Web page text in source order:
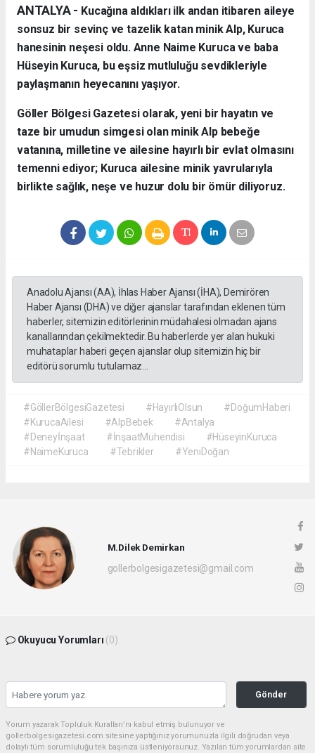
ANTALYA - ​ Kucağına aldıkları ilk andan itibaren aileye
sonsuz bir sevinç ve tazelik katan minik Alp, Kuruca
hanesinin neşesi oldu. Anne Naime Kuruca ve baba
Hüseyin Kuruca, bu eşsiz mutluluğu sevdikleriyle
paylaşmanın heyecanını yaşıyor.
​Göller Bölgesi Gazetesi olarak, yeni bir hayatın ve
taze bir umudun simgesi olan minik Alp bebeğe
vatanına, milletine ve ailesine hayırlı bir evlat olmasını
temenni ediyor; Kuruca ailesine minik yavrularıyla
birlikte sağlık, neşe ve huzur dolu bir ömür diliyoruz.
Anadolu Ajansı (AA), İhlas Haber Ajansı (İHA), Demirören
Haber Ajansı (DHA) ve diğer ajanslar tarafından eklenen tüm
haberler, sitemizin editörlerinin müdahalesi olmadan ajans
kanallarından çekilmektedir. Bu haberlerde yer alan hukuki
muhataplar haberi geçen ajanslar olup sitemizin hiç bir
editörü sorumlu tutulamaz...
#GöllerBölgesiGazetesi #HayırlıOlsun
#DoğumHaberi
#KurucaAilesi
#AlpBebek
#Antalya
#Deneyİnşaat
#İnşaatMühendisi
#HüseyinKuruca
#NaimeKuruca
#Tebrikler #YeniDoğan
M.Dilek Demirkan
gollerbolgesigazetesi@gmail.com
Okuyucu Yorumları (0)
Gönder
Yorum yazarak Topluluk Kuralları’nı kabul etmiş bulunuyor ve
gollerbolgesigazetesi.com sitesine yaptığınız yorumunuzla ilgili doğrudan veya
dolaylı tüm sorumluluğu tek başınıza üstleniyorsunuz. Yazılan tüm yorumlardan site